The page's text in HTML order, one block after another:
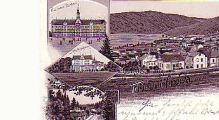
Produktinformationen
springen